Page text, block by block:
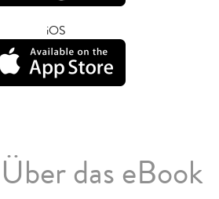
iOS
Über das eBook